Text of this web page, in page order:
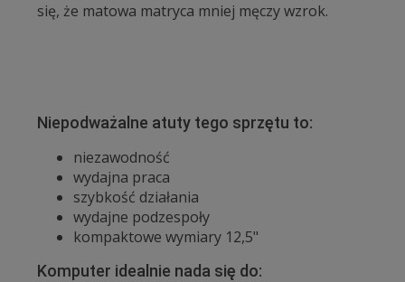
się, że matowa matryca mniej męczy wzrok.
Niepodważalne atuty tego sprzętu to:
niezawodność
wydajna praca
szybkość działania
wydajne podzespoły
kompaktowe wymiary 12,5"
Komputer idealnie nada się do: